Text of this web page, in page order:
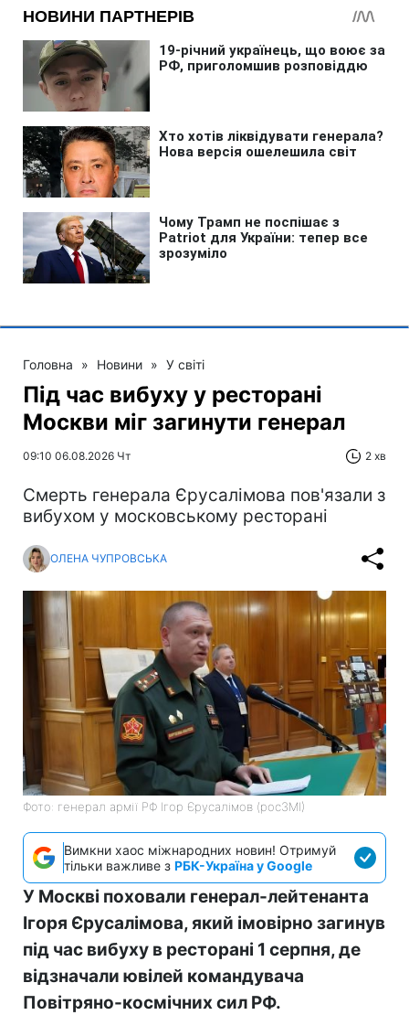
Головна » Новини » У світі
Під час вибуху у ресторані
Москви міг загинути генерал
09:10 06.08.2026 Чт 2 хв
Смерть генерала Єрусалімова пов'язали з
вибухом у московському ресторані
ОЛЕНА ЧУПРОВСЬКА
Фото: генерал армії РФ Ігор Єрусалімов (росЗМІ)
Вимкни хаос міжнародних новин! Отримуй
тільки важливе з РБК-Україна у Google
У Москві поховали генерал-лейтенанта
Ігоря Єрусалімова, який імовірно загинув
під час вибуху в ресторані 1 серпня, де
відзначали ювілей командувача
Повітряно-космічних сил РФ.